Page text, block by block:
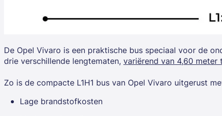
De Opel Vivaro is een praktische bus speciaal voor de
drie verschillende lengtematen, variërend van 4,60 meter
Zo is de compacte L1H1 bus van Opel Vivaro uitgerust
Lage brandstofkosten